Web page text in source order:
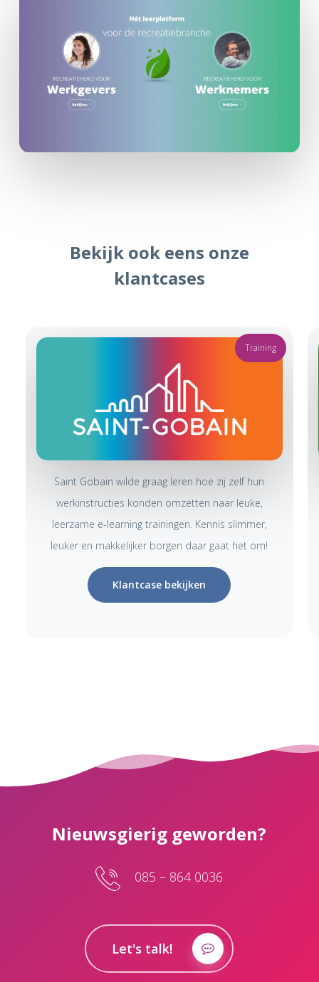
Bekijk ook eens onze
klantcases
Saint Gobain wilde graag leren hoe zij zelf hun
werkinstructies konden omzetten naar leuke,
leerzame e-learning trainingen. Kennis slimmer,
leuker en makkelijker borgen daar gaat het om!
Klantcase bekijken
Training
Nieuwsgierig geworden?
085 – 864 0036
Let's talk!